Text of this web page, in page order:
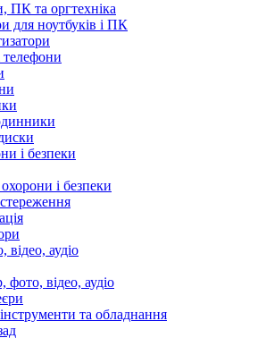
ПК та оргтехніка
для ноутбуків і ПК
телефони
і безпеки
і безпеки
відео, аудіо
фото, відео, аудіо
та обладнання